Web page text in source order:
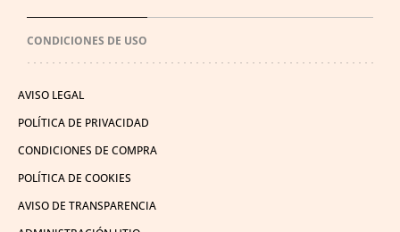
CONDICIONES DE USO
AVISO LEGAL
POLÍTICA DE PRIVACIDAD
CONDICIONES DE COMPRA
POLÍTICA DE COOKIES
AVISO DE TRANSPARENCIA